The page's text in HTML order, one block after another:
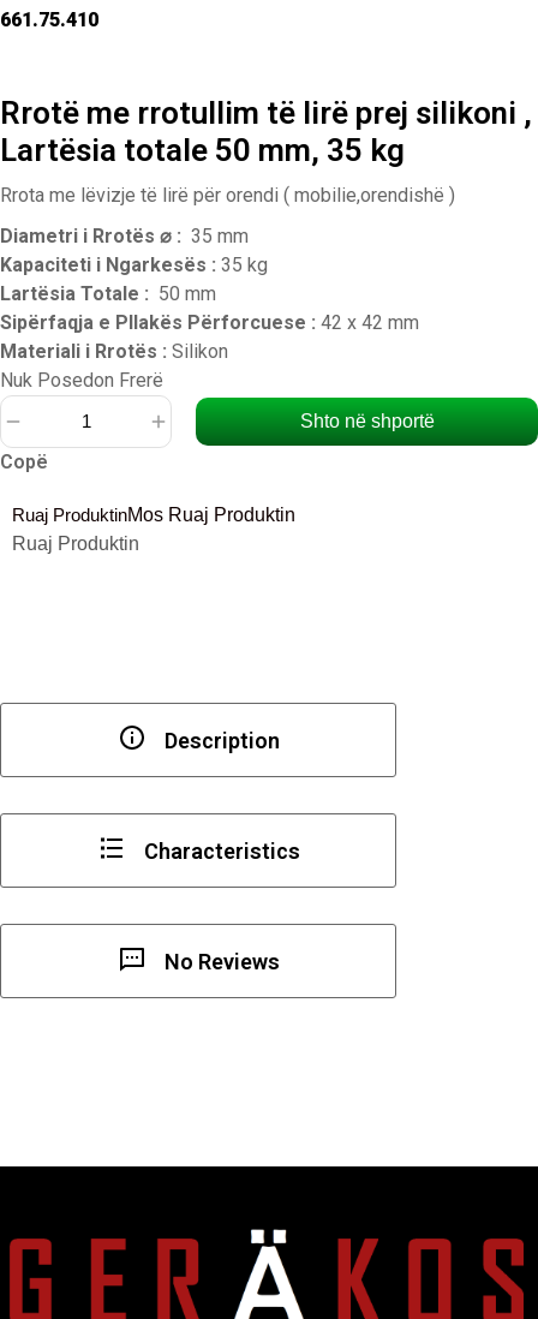
661.75.410
Rrotë me rrotullim të lirë prej silikoni ,
Lartësia totale 50 mm, 35 kg
Rrota me lëvizje të lirë për orendi ( mobilie,orendishë )
Diametri i Rrotës ⌀ : 35 mm
Kapaciteti i Ngarkesës : 35 kg
Lartësia Totale : 50 mm
Sipërfaqja e Pllakës Përforcuese : 42 x 42 mm
Materiali i Rrotës : Silikon
Nuk Posedon Frerë
Rrotë
rrotullim
të
mm,
35
Shto në shportë
Copë
Ruaj ProduktinMos Ruaj Produktin
Ruaj Produktin
Description
Characteristics
No Reviews